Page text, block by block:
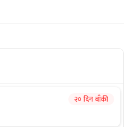
२० दिन बाँकी